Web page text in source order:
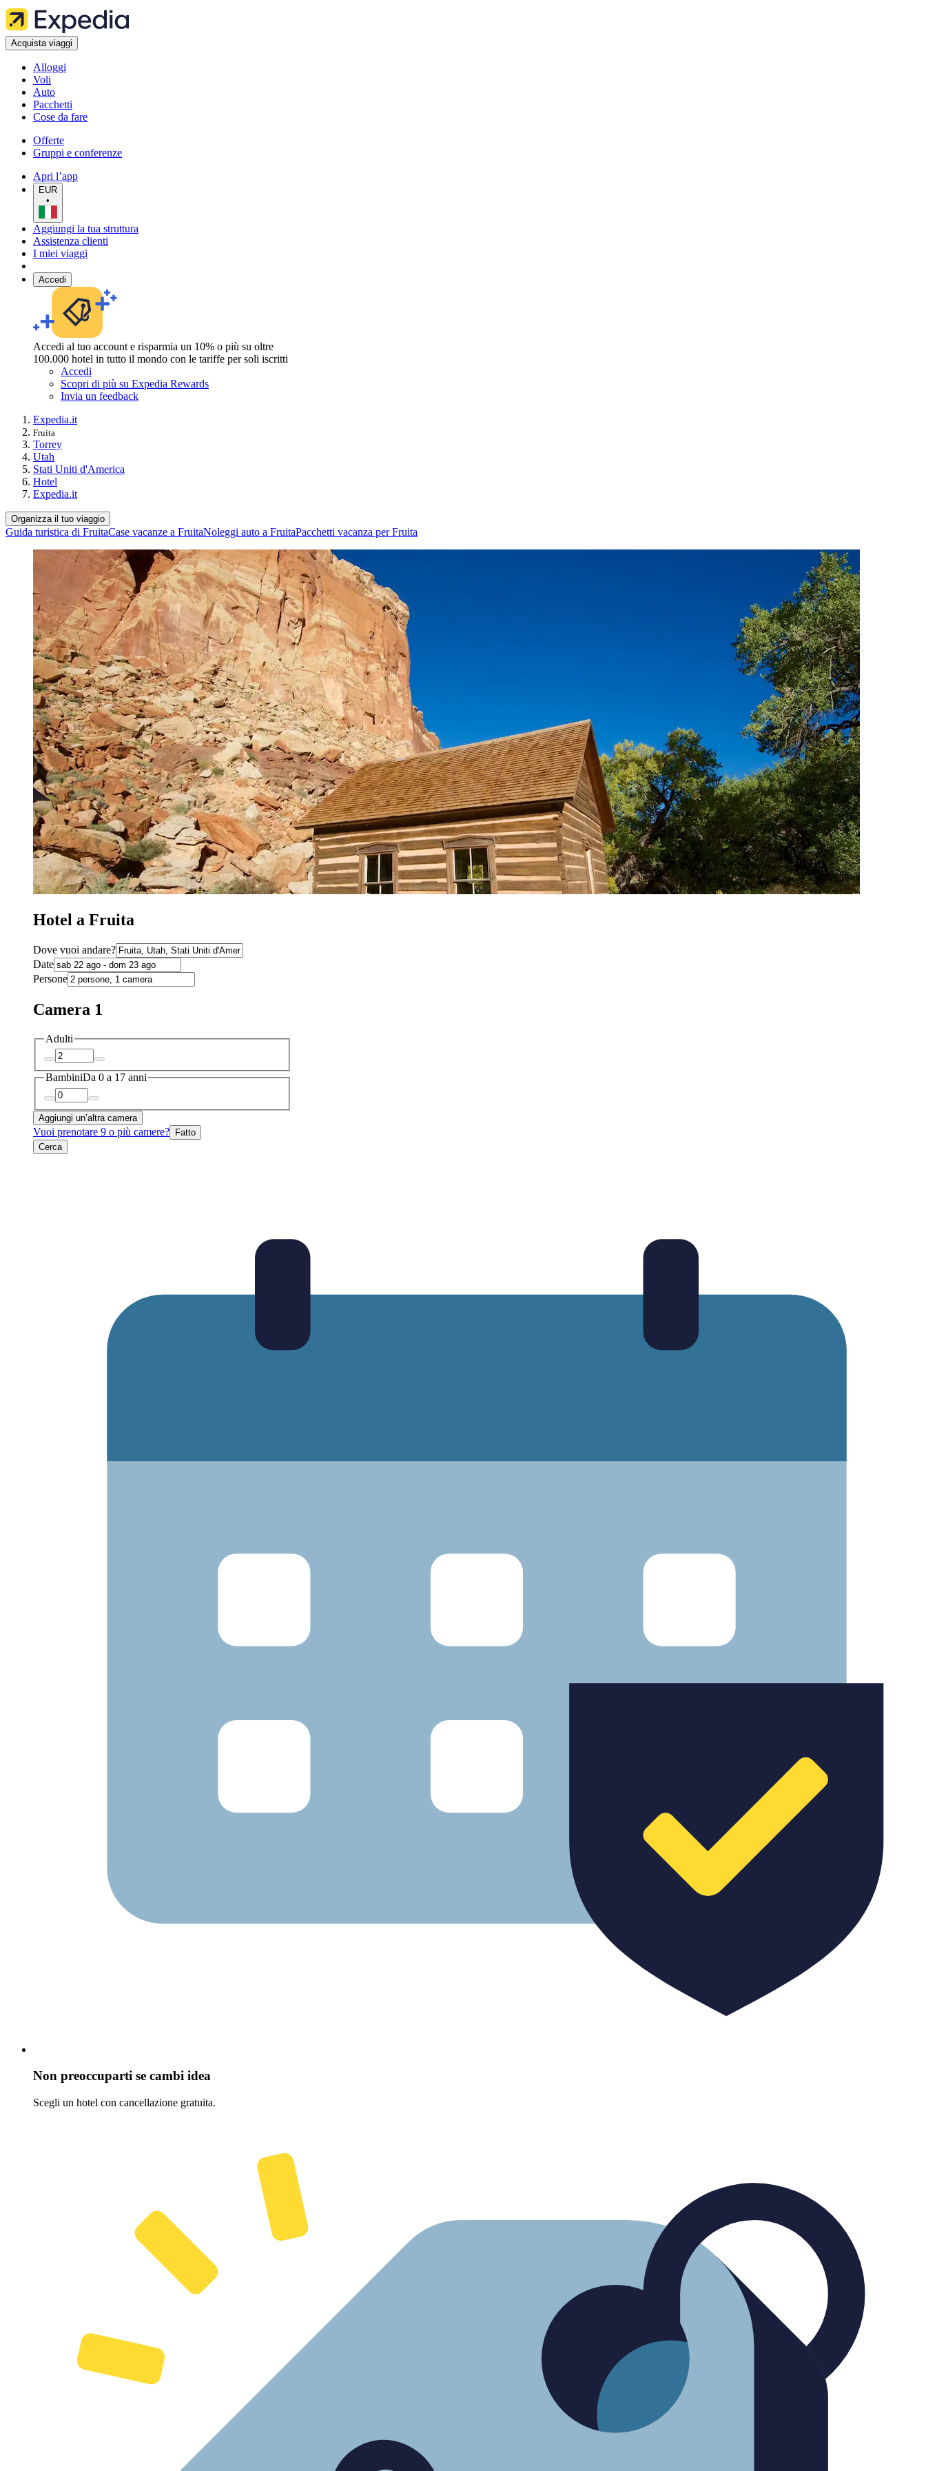
Acquista viaggi
Alloggi
Voli
Auto
Pacchetti
Cose da fare
Offerte
Gruppi e conferenze
Apri l’app
EUR
•
Aggiungi la tua struttura
Assistenza clienti
I miei viaggi
Accedi
Accedi al tuo account e risparmia un 10% o più su oltre
100.000 hotel in tutto il mondo con le tariffe per soli iscritti
Accedi
Scopri di più su Expedia Rewards
Invia un feedback
Expedia.it
Fruita
Torrey
Utah
Stati Uniti d'America
Hotel
Expedia.it
Organizza il tuo viaggio
Guida turistica di FruitaCase vacanze a FruitaNoleggi auto a FruitaPacchetti vacanza per Fruita
Hotel a Fruita
Dove vuoi andare?
Date
Persone
Camera 1
Adulti
BambiniDa 0 a 17 anni
Aggiungi un’altra camera
Vuoi prenotare 9 o più camere? Fatto
Cerca
Non preoccuparti se cambi idea
Scegli un hotel con cancellazione gratuita.